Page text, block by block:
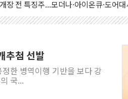
"영업이익 N% 성과급 반대…상법·
한 단거리 탄도미사일 발사에 긴급 안보
에 최고…美 고용 둔화·호르무즈 재개
중동 긴장 완화에 실적 호조까지, 상승
시점 드론으로 우크라 민간인 '사파리'
추첨 선발
한 병역이행 기반을 보다 강
국...